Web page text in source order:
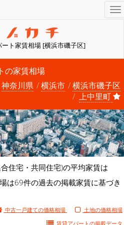
ト家賃相場 [横浜市磯子区]
の家賃相場
神奈川県 横浜市
横浜市磯子区
上中里町
住宅・共同住宅)の平均家賃は
は69件の過去の掲載家賃に基づき
中古一戸建ての価格相場
土地の価格相場
賃貸アパートの掲載データ